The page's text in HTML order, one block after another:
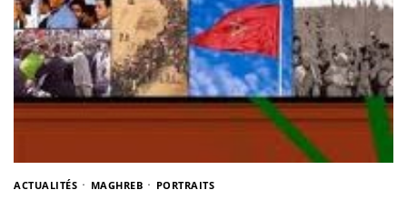
ACTUALITÉS MAGHREB PORTRAITS